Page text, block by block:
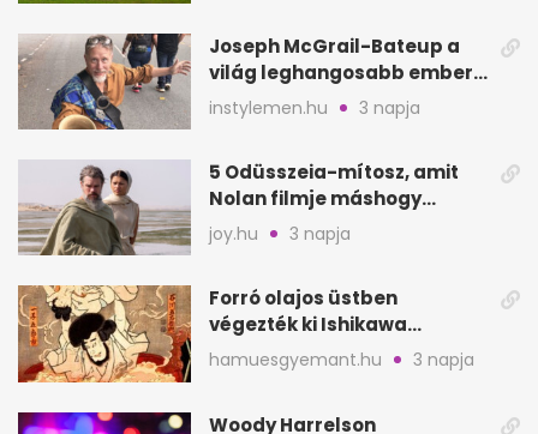
Joseph McGrail-Bateup a
világ leghangosabb embere
lett Ausztráliából
instylemen.hu 3 napja
5 Odüsszeia-mítosz, amit
Nolan filmje máshogy
mutat, mint Homérosz
joy.hu 3 napja
Forró olajos üstben
végezték ki Ishikawa
Goemont, Japán Robin
Hoodját
hamuesgyemant.hu 3 napja
Woody Harrelson